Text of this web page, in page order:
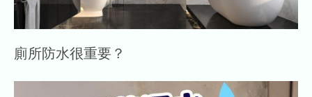
廁所防水很重要？